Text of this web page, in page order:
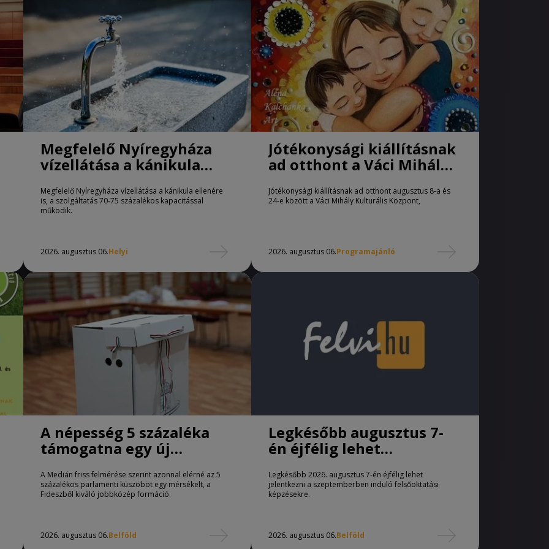
Megfelelő Nyíregyháza
vízellátása a kánikula
Megfelelő Nyíregyháza vízellátása a kánikula ellenére
is, a szolgáltatás 70-75 százalékos kapacitással
működik.
2026. augusztus 06.Helyi
Jótékonysági kiállításnak
ad otthont a Váci Mihály
Jótékonysági kiállításnak ad otthont augusztus 8-a és
24-e között a Váci Mihály Kulturális Központ,
2026. augusztus 06.Programajánló
A népesség 5 százaléka
támogatna egy új
jobbközép pártot
A Medián friss felmérése szerint azonnal elérné az 5
százalékos parlamenti küszöböt egy mérsékelt, a
Fideszből kiváló jobbközép formáció.
2026. augusztus 06.Belföld
Legkésőbb augusztus 7-
én éjfélig lehet
jelentkezni a pótfelvételi
eljárásban
Legkésőbb 2026. augusztus 7-én éjfélig lehet
jelentkezni a szeptemberben induló felsőoktatási
képzésekre.
2026. augusztus 06.Belföld